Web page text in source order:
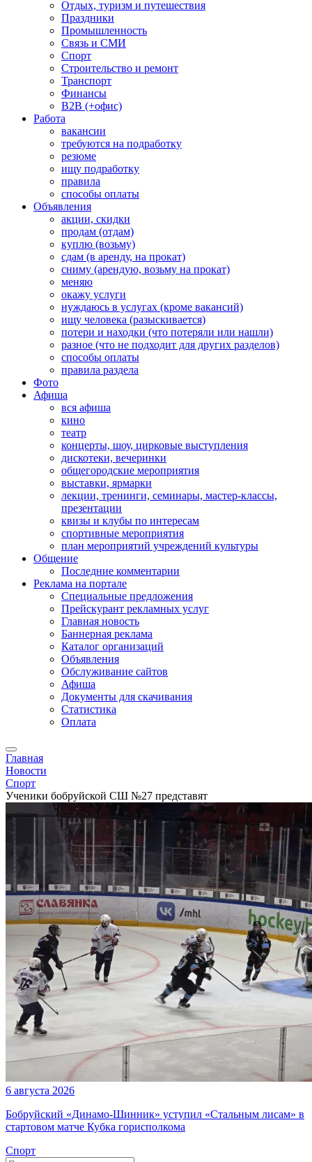
Отдых, туризм и путешествия
Праздники
Промышленность
Связь и СМИ
Спорт
Строительство и ремонт
Транспорт
Финансы
B2B (+офис)
Работа
вакансии
требуются на подработку
резюме
ищу подработку
правила
способы оплаты
Объявления
акции, скидки
продам (отдам)
куплю (возьму)
сдам (в аренду, на прокат)
сниму (арендую, возьму на прокат)
меняю
окажу услуги
нуждаюсь в услугах (кроме вакансий)
ищу человека (разыскивается)
потери и находки (что потеряли или нашли)
разное (что не подходит для других разделов)
способы оплаты
правила раздела
Фото
Афиша
вся афиша
кино
театр
концерты, шоу, цирковые выступления
дискотеки, вечеринки
общегородские мероприятия
выставки, ярмарки
лекции, тренинги, семинары, мастер-классы,
презентации
квизы и клубы по интересам
спортивные мероприятия
план мероприятий учреждений культуры
Общение
Последние комментарии
Реклама на портале
Специальные предложения
Прейскурант рекламных услуг
Главная новость
Баннерная реклама
Каталог организаций
Объявления
Обслуживание сайтов
Афиша
Документы для скачивания
Статистика
Оплата
Главная
Новости
Спорт
Ученики бобруйской СШ №27 представят
6 августа 2026
Бобруйский «Динамо-Шинник» уступил «Стальным лисам» в
стартовом матче Кубка горисполкома
Спорт